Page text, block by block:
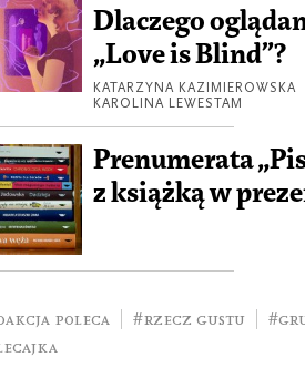
Dlaczego
„Love is Blind”?
KATARZYNA KAZIMIEROWSKA
KAROLINA LEWESTAM
Prenumerata
z książką w
poleca #rzecz gustu